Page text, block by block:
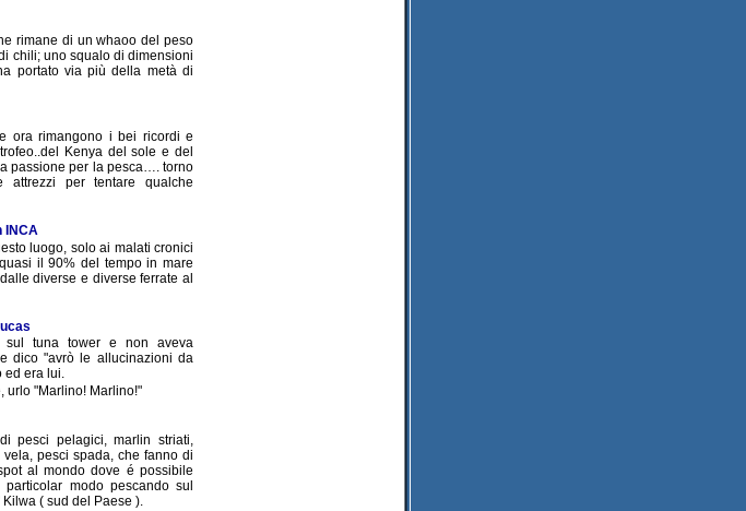
rimane di un whaoo del peso
chili; uno squalo di dimensioni
portato via più della metà di
ora rimangono i bei ricordi e
Kenya del sole e del
passione per la pesca…. torno
per tentare qualche
INCA
luogo, solo ai malati cronici
il 90% del tempo in mare
diverse e diverse ferrate al
tuna tower e non aveva
dico "avrò le allucinazioni da
ed era lui.
urlo "Marlino! Marlino!"
pesci pelagici, marlin striati,
pesci spada, che fanno di
al mondo dove é possibile
modo pescando sul
( sud del Paese ).